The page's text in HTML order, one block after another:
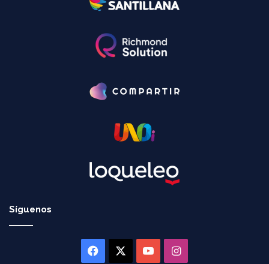
Síguenos
Facebook YouTubeInstagram